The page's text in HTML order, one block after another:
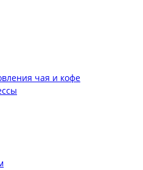
чая и кофе